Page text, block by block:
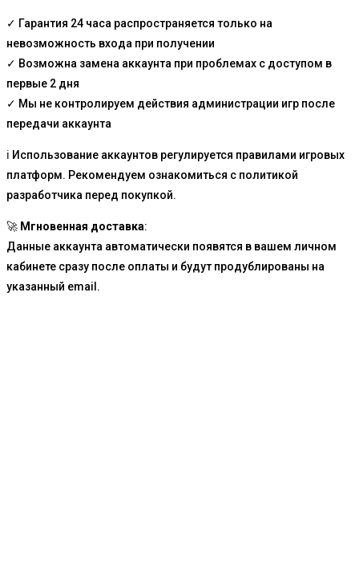
✓ Гарантия 24 часа распространяется только на
невозможность входа при получении
✓ Возможна замена аккаунта при проблемах с доступом в
первые 2 дня
✓ Мы не контролируем действия администрации игр после
передачи аккаунта
ℹ️ Использование аккаунтов регулируется правилами игровых
платформ. Рекомендуем ознакомиться с политикой
разработчика перед покупкой.
🚀 Мгновенная доставка:
Данные аккаунта автоматически появятся в вашем личном
кабинете сразу после оплаты и будут продублированы на
указанный email.